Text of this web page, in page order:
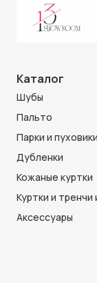
Каталог
Шубы
Пальто
Парки и пуховики
Дубленки
Кожаные куртки
Куртки и тренчи
Аксессуары